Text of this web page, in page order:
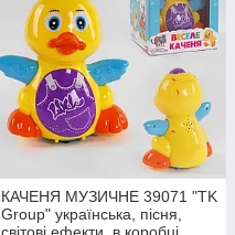
КАЧЕНЯ МУЗИЧНЕ 39071 "TK
Group" українська, пісня,